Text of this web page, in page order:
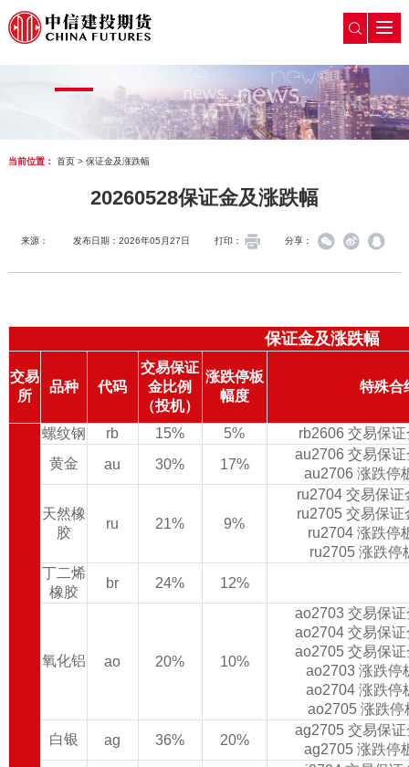
当前位置： 首页> 保证金及涨跌幅
20260528保证金及涨跌幅
来源： 发布日期：2026年05月27日 打印： 分享：
保证金及涨跌幅
交易
所
品种 代码
交易保证
金比例
（投机）
涨跌停板
幅度
特殊合
螺纹钢 rb 15% 5%
rb2606 交易保
黄金
au 30% 17%
au2706 交易保
au2706 涨跌停
天然橡
胶
ru 21% 9%
ru2704 交易保
ru2705 交易保
ru2704 涨跌停
ru2705 涨跌停
丁二烯
橡胶
br 24% 12%
氧化铝 ao 20% 10%
ao2703 交易保
ao2704 交易保
ao2705 交易保
ao2703 涨跌停
ao2704 涨跌停
ao2705 涨跌停
白银
ag 36% 20%
ag2705 交易保
ag2705 涨跌停